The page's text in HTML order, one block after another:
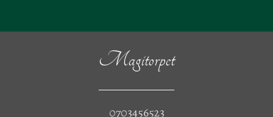
Magitorpet
0703456523